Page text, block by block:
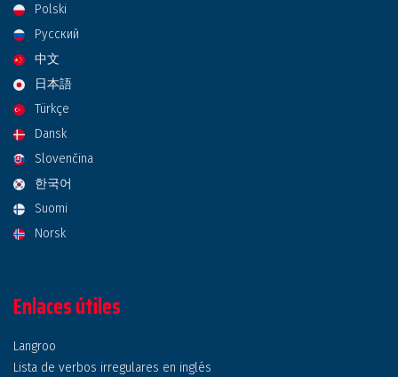
Polski
Русский
中文
日本語
Türkçe
Dansk
Slovenčina
한국어
Suomi
Norsk
Enlaces útiles
Langroo
Lista de verbos irregulares en inglés